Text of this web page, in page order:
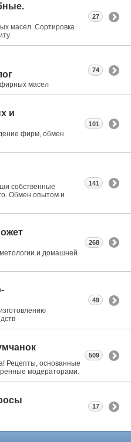
масел. Сортировка
27
масел
74
и
фирм, обмен
101
собственные
Обмен опытом и
141
и домашней
268
49
Рецепты, основанные
модераторами.
509
17